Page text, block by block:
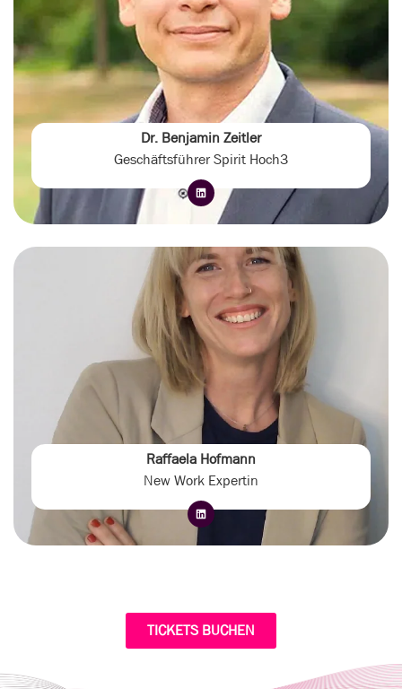
Dr. Benjamin Zeitler
Geschäftsführer Spirit Hoch3
Raffaela Hofmann
New Work Expertin
TICKETS BUCHEN